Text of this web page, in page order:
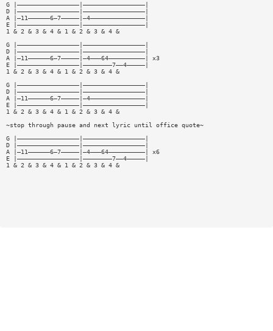
G |—————————————————|—————————————————|
D |—————————————————|—————————————————|
A |—11——————6—7—————|—4———————————————|
E |—————————————————|—————————————————|
1 & 2 & 3 & 4 & 1 & 2 & 3 & 4 &
G |—————————————————|—————————————————|
D |—————————————————|—————————————————|
A |—11——————6—7—————|—4———64——————————| x3
E |—————————————————|————————7——4—————|
1 & 2 & 3 & 4 & 1 & 2 & 3 & 4 &
G |—————————————————|—————————————————|
D |—————————————————|—————————————————|
A |—11——————6—7—————|—4———————————————|
E |—————————————————|—————————————————|
1 & 2 & 3 & 4 & 1 & 2 & 3 & 4 &
~stop through pause and next lyric until office quote~
G |—————————————————|—————————————————|
D |—————————————————|—————————————————|
A |—11——————6—7—————|—4———64——————————| x6
E |—————————————————|————————7——4—————|
1 & 2 & 3 & 4 & 1 & 2 & 3 & 4 &